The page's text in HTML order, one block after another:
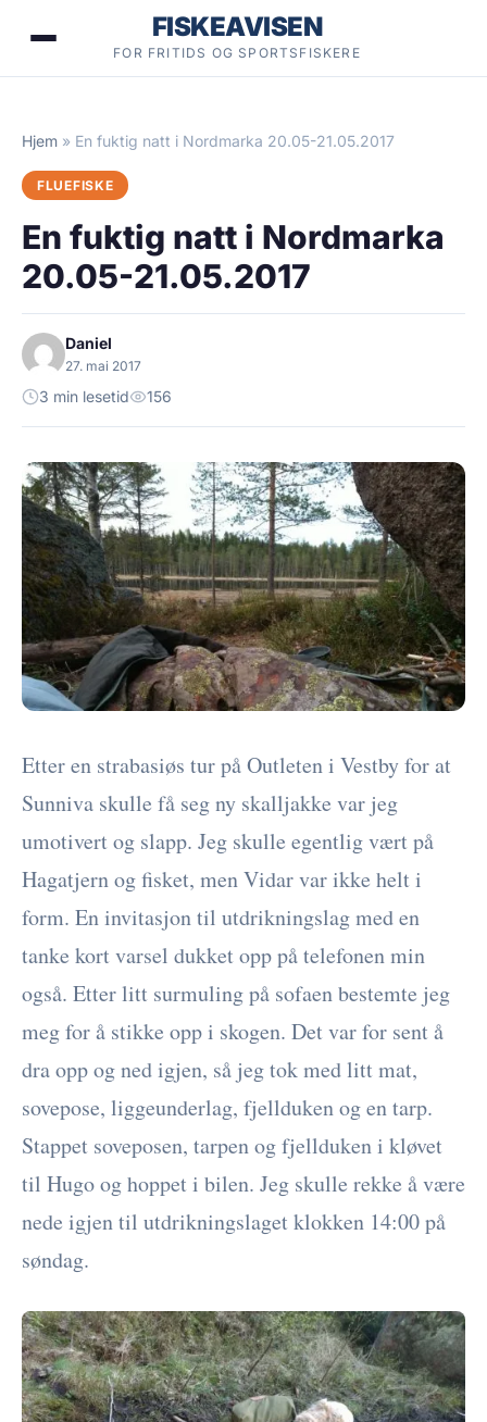
FISKEAVISEN
FOR FRITIDS OG SPORTSFISKERE
Hjem » En fuktig natt i Nordmarka 20.05-21.05.2017
FLUEFISKE
En fuktig natt i Nordmarka
20.05-21.05.2017
Daniel
27. mai 2017
3 min lesetid 156
Etter en strabasiøs tur på Outleten i Vestby for at
Sunniva skulle få seg ny skalljakke var jeg
umotivert og slapp. Jeg skulle egentlig vært på
Hagatjern og fisket, men Vidar var ikke helt i
form. En invitasjon til utdrikningslag med en
tanke kort varsel dukket opp på telefonen min
også. Etter litt surmuling på sofaen bestemte jeg
meg for å stikke opp i skogen. Det var for sent å
dra opp og ned igjen, så jeg tok med litt mat,
sovepose, liggeunderlag, fjellduken og en tarp.
Stappet soveposen, tarpen og fjellduken i kløvet
til Hugo og hoppet i bilen. Jeg skulle rekke å være
nede igjen til utdrikningslaget klokken 14:00 på
søndag.